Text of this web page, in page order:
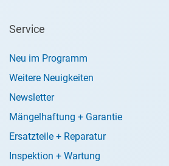
Service
Neu im Programm
Weitere Neuigkeiten
Newsletter
Mängelhaftung + Garantie
Ersatzteile + Reparatur
Inspektion + Wartung